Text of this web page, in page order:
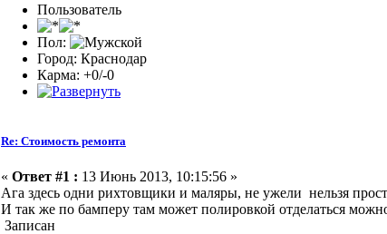
Пользователь
Пол:
Город: Краснодар
Карма: +0/-0
Re: Стоимость ремонта
« Ответ #1 : 13 Июнь 2013, 10:15:56 »
Ага здесь одни рихтовщики и маляры, не ужели нельзя
И так же по бамперу там может полировкой отделаться
Записан